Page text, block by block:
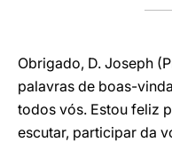
Obrigado, D. Joseph
palavras de boas-
todos vós. Estou feliz
escutar, participar da